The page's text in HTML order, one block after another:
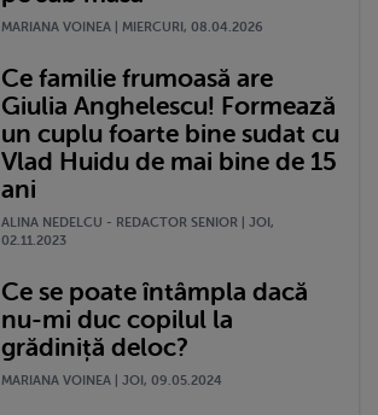
MARIANA VOINEA | MIERCURI, 08.04.2026
Ce familie frumoasă are
Giulia Anghelescu! Formează
un cuplu foarte bine sudat cu
Vlad Huidu de mai bine de 15
ani
ALINA NEDELCU - REDACTOR SENIOR | JOI,
02.11.2023
Ce se poate întâmpla dacă
nu-mi duc copilul la
grădiniță deloc?
MARIANA VOINEA | JOI, 09.05.2024